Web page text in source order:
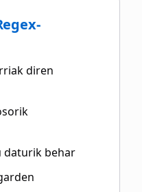
diren
daturik behar